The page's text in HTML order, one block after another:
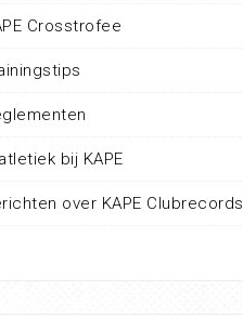
Crosstrofee
bij KAPE
over KAPE Clubrecords